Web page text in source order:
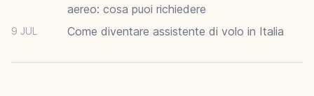
aereo: cosa puoi richiedere
9 JUL Come diventare assistente di volo in Italia